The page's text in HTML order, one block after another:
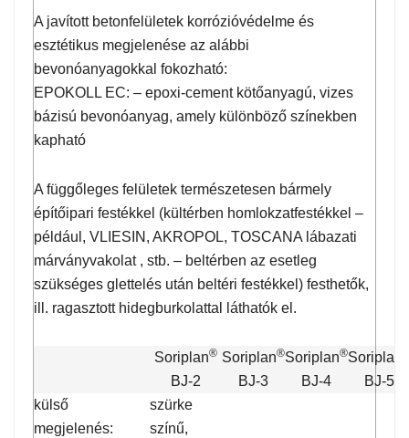
A javított betonfelületek korrózióvédelme és
esztétikus megjelenése az alábbi
bevonóanyagokkal fokozható:
EPOKOLL EC: – epoxi-cement kötőanyagú, vizes
bázisú bevonóanyag, amely különböző színekben
kapható
A függőleges felületek természetesen bármely
építőipari festékkel (kültérben homlokzatfestékkel –
például, VLIESIN, AKROPOL, TOSCANA lábazati
márványvakolat , stb. – beltérben az esetleg
szükséges glettelés után beltéri festékkel) festhetők,
ill. ragasztott hidegburkolattal láthatók el.
Soriplan®
BJ-2
Soriplan®
BJ-3
Soriplan®
BJ-4
Soriplan
BJ-5
külső
megjelenés:
szürke
színű,